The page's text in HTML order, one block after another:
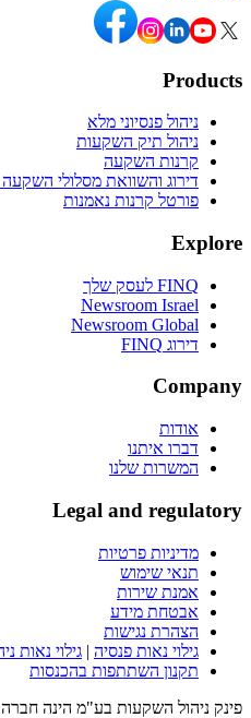
Products
ניהול פנסיוני מלא
ניהול תיק השקעות
קרנות השקעה
דירוג והשוואת מסלולי השקעה
פורטל קרנות נאמנות
Explore
FINQ לעסק שלך
Newsroom Israel
Newsroom Global
דירוג FINQ
Company
אודות
דברו איתנו
המשרות שלנו
Legal and regulatory
מדיניות פרטיות
תנאי שימוש
אמנת שירות
אבטחת מידע
הצהרת נגישות
גילוי נאות פנסיה | גילוי נאות
תקנון השתתפות בהכנסות